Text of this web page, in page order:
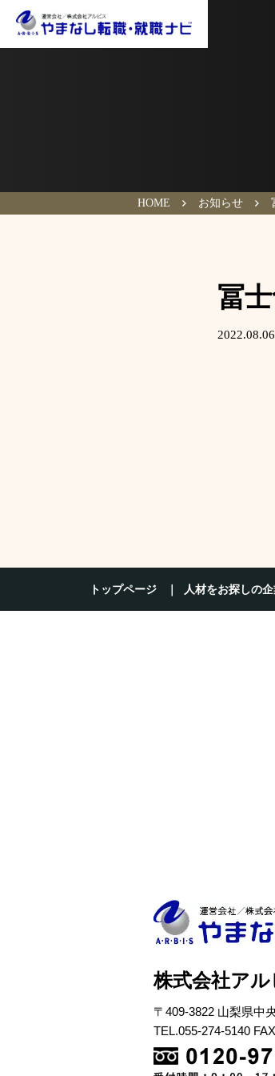
HOME お知らせ
冨
2022.08.06
トップページ 人材をお探しの
株式会社アル
〒409-3822 山梨県中
TEL.055-274-5140